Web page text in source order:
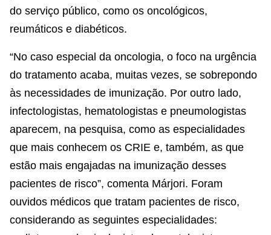
do serviço público, como os oncológicos,
reumáticos e diabéticos.
“No caso especial da oncologia, o foco na urgência
do tratamento acaba, muitas vezes, se sobrepondo
às necessidades de imunização. Por outro lado,
infectologistas, hematologistas e pneumologistas
aparecem, na pesquisa, como as especialidades
que mais conhecem os CRIE e, também, as que
estão mais engajadas na imunização desses
pacientes de risco”, comenta Márjori. Foram
ouvidos médicos que tratam pacientes de risco,
considerando as seguintes especialidades: